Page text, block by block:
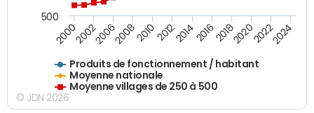
Produits de fonctionnement / habitant
Moyenne nationale
Moyenne villages de 250 à 500
200020022006200820102012201420162018202020222024
500
© JDN 2026